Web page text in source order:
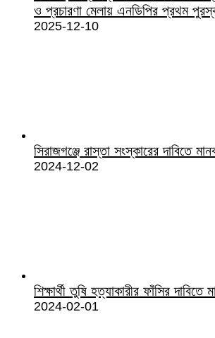
ও প্রচারণা মেলায় এনডিপির প্রথম
2025-12-10
সিরাজগঞ্জে রাস্তা সংস্কারের দাবিতে
2024-12-02
শিক্ষার্থী তুষি হত্যাকারীর ফাঁসির দাবিতে
2024-02-01